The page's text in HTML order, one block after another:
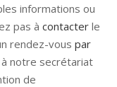
informations ou
pas à contacter le
rendez-vous par
à notre secrétariat
de